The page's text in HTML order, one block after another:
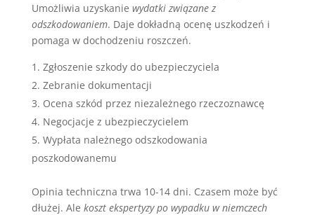
Umożliwia uzyskanie wydatki związane z
odszkodowaniem. Daje dokładną ocenę uszkodzeń i
pomaga w dochodzeniu roszczeń.
Zgłoszenie szkody do ubezpieczyciela
Zebranie dokumentacji
Ocena szkód przez niezależnego rzeczoznawcę
Negocjacje z ubezpieczycielem
Wypłata należnego odszkodowania
poszkodowanemu
Opinia techniczna trwa 10-14 dni. Czasem może być
dłużej. Ale koszt ekspertyzy po wypadku w niemczech